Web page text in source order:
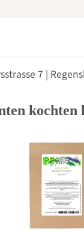
7 |
kochten